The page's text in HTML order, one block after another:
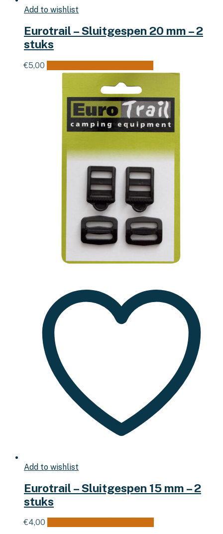
Add to wishlist
Eurotrail – Sluitgespen 20 mm – 2
stuks
€5,00
Add to wishlist
Eurotrail – Sluitgespen 15 mm – 2
stuks
€4,00